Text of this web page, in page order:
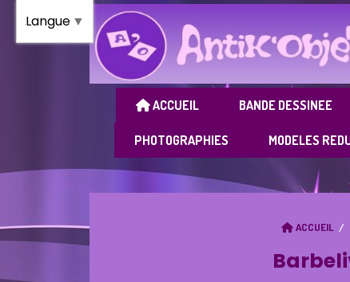
ACCUEIL BANDE DESSINEE
PHOTOGRAPHIES MODELES
ACCUEIL
Langue ▼
Panneau de gestion des cookies